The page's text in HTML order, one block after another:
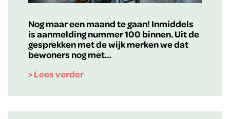
Nog maar een maand te gaan! Inmiddels
is aanmelding nummer 100 binnen. Uit de
gesprekken met de wijk merken we dat
bewoners nog met…
> Lees verder